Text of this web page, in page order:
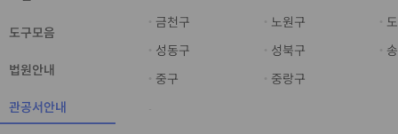
도구모음
법원안내
관공서안내
금천구
노원구
성동구
성북구
중구
중랑구